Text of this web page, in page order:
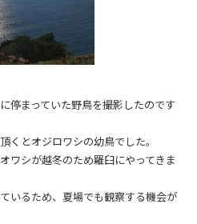
停まっていた野鳥を撮影したのです
くとオジロワシの幼鳥でした。
ワシが越冬のため羅臼にやってきま
いるため、夏場でも観察する機会が